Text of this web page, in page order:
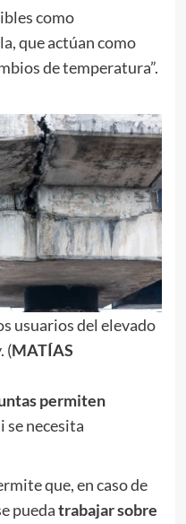
como
que actúan como
de temperatura”.
usuarios del elevado
(MATÍAS
permiten
necesita
que, en caso de
puedatrabajar sobre